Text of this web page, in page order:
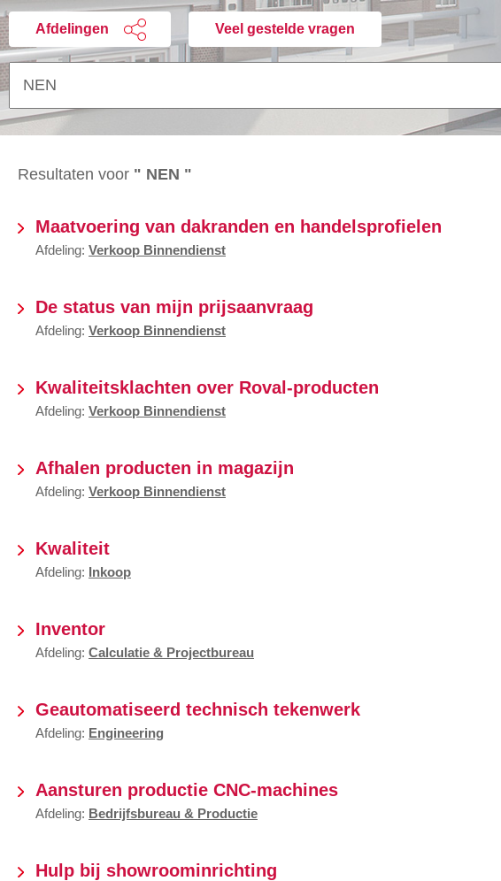
Afdelingen Veel gestelde vragen
Resultaten voor " NEN "
Maatvoering van dakranden en handelsprofielen
Afdeling: Verkoop Binnendienst
De status van mijn prijsaanvraag
Afdeling: Verkoop Binnendienst
Kwaliteitsklachten over Roval-producten
Afdeling: Verkoop Binnendienst
Afhalen producten in magazijn
Afdeling: Verkoop Binnendienst
Kwaliteit
Afdeling: Inkoop
Inventor
Afdeling: Calculatie & Projectbureau
Geautomatiseerd technisch tekenwerk
Afdeling: Engineering
Aansturen productie CNC-machines
Afdeling: Bedrijfsbureau & Productie
Hulp bij showroominrichting